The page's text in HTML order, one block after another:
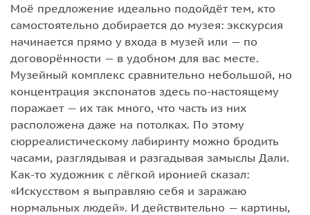
Моё предложение идеально подойдёт тем, кто
самостоятельно добирается до музея: экскурсия
начинается прямо у входа в музей или — по
договорённости — в удобном для вас месте.
Музейный комплекс сравнительно небольшой, но
концентрация экспонатов здесь по-настоящему
поражает — их так много, что часть из них
расположена даже на потолках. По этому
сюрреалистическому лабиринту можно бродить
часами, разглядывая и разгадывая замыслы Дали.
Как-то художник с лёгкой иронией сказал:
«Искусством я выправляю себя и заражаю
нормальных людей». И действительно — картины,